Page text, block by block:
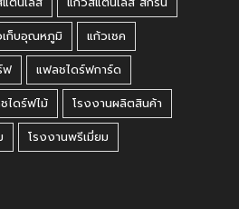
เก็บอุณหภูมิ
แก้วเชค
ฟ
แฟลชไดร์ฟการ์ด
ไดร์ฟไม้
โรงงานผลิตสินค้า
โรงงานพรีเมี่ยม